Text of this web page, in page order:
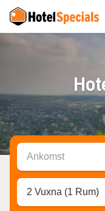
Ankomst
2 Vuxna (1 Rum)